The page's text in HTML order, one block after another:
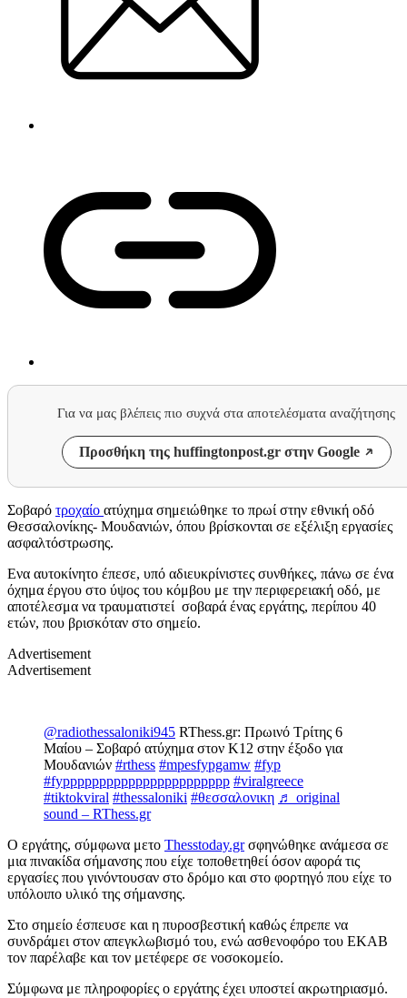
Για να μας βλέπεις πιο συχνά στα αποτελέσματα αναζήτησης
Προσθήκη της huffingtonpost.gr στην Google
Σοβαρό τροχαίο ατύχημα σημειώθηκε το πρωί στην εθνική οδό
Θεσσαλονίκης- Μουδανιών, όπου βρίσκονται σε εξέλιξη εργασίες
ασφαλτόστρωσης.
Eνα αυτοκίνητο έπεσε, υπό αδιευκρίνιστες συνθήκες, πάνω σε ένα
όχημα έργου στο ύψος του κόμβου με την περιφερειακή οδό, με
αποτέλεσμα να τραυματιστεί σοβαρά ένας εργάτης, περίπου 40
ετών, που βρισκόταν στο σημείο.
Advertisement
Advertisement
@radiothessaloniki945 RThess.gr: Πρωινό Τρίτης 6
Μαίου – Σοβαρό ατύχημα στον Κ12 στην έξοδο για
Μουδανιών #rthess #mpesfypgamw #fyp
#fyppppppppppppppppppppppp #viralgreece
#tiktokviral #thessaloniki #θεσσαλονικη ♬ original
sound – RThess.gr
Ο εργάτης, σύμφωνα μετο Thesstoday.grσφηνώθηκε ανάμεσα σε
μια πινακίδα σήμανσης που είχε τοποθετηθεί όσον αφορά τις
εργασίες που γινόντουσαν στο δρόμο και στο φορτηγό που είχε το
υπόλοιπο υλικό της σήμανσης.
Στο σημείο έσπευσε και η πυροσβεστική καθώς έπρεπε να
συνδράμει στον απεγκλωβισμό του, ενώ ασθενοφόρο του ΕΚΑΒ
τον παρέλαβε και τον μετέφερε σε νοσοκομείο.
Σύμφωνα με πληροφορίες ο εργάτης έχει υποστεί ακρωτηριασμό.